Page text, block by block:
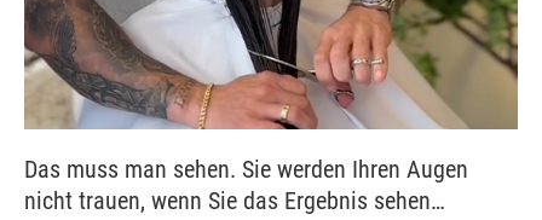
Das muss man sehen. Sie werden Ihren Augen
nicht trauen, wenn Sie das Ergebnis sehen…